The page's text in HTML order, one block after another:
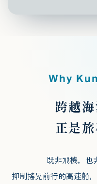
Why
跨越海
正是
既非飛機，也
抑制搖晃前行的高速船